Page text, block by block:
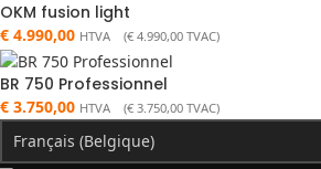
OKM fusion light
€ 4.990,00 HTVA (€ 4.990,00 TVAC)
BR 750 Professionnel
€ 3.750,00 HTVA (€ 3.750,00 TVAC)
Français (Belgique)